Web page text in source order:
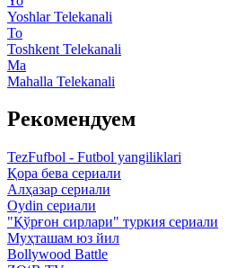
Yoshlar Telekanali
To
Toshkent Telekanali
Ma
Mahalla Telekanali
Рекомендуем
TezFufbol - Futbol yangiliklari
Қора бева сериали
Алҳазар сериали
Oydin сериали
"Қўрғон сирлари" туркия сериали
Муҳташам юз йил
Bollywood Battle